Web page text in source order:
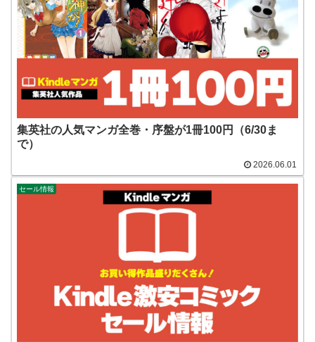
集英社の人気マンガ全巻・序盤が1冊100円（6/30ま
で）
2026.06.01
セール情報